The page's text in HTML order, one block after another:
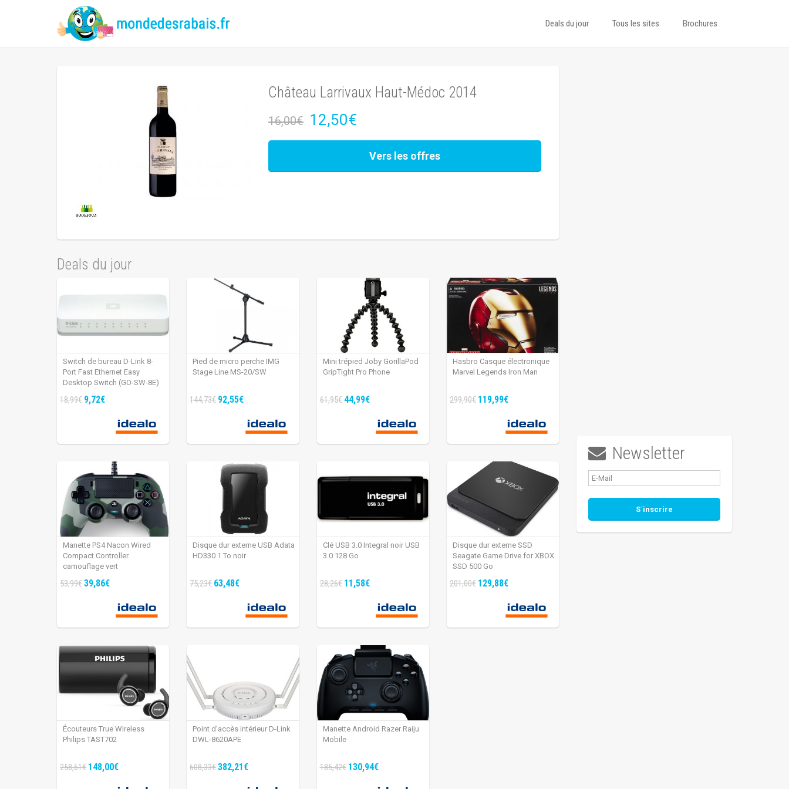
Deals du jour Tous les sites Brochures
Château Larrivaux Haut-Médoc 2014
16,00€ 12,50€
Vers les offres
Deals du jour
Switch de bureau D-Link 8-
Port Fast Ethernet Easy
Desktop Switch (GO-SW-8E)
18,99€ 9,72€
Pied de micro perche IMG
Stage Line MS-20/SW
144,73€ 92,55€
Mini trépied Joby GorillaPod
GripTight Pro Phone
61,95€ 44,99€
Hasbro Casque électronique
Marvel Legends Iron Man
299,90€ 119,99€
Manette PS4 Nacon Wired
Compact Controller
camouflage vert
53,99€39,86€
Disque dur externe USB Adata
HD330 1 To noir
75,23€ 63,48€
Clé USB 3.0 Integral noir USB
3.0 128 Go
28,26€ 11,58€
Disque dur externe SSD
Seagate Game Drive for XBOX
SSD 500 Go
201,00€ 129,88€
Écouteurs True Wireless
Philips TAST702
258,61€ 148,00€
Point d’accès intérieur D-Link
DWL-8620APE
608,33€382,21€
Manette Android Razer Raiju
Mobile
185,42€ 130,94€
 Newsletter